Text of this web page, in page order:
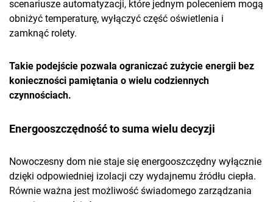
scenariusze automatyzacji, które jednym poleceniem mogą
obniżyć temperaturę, wyłączyć część oświetlenia i
zamknąć rolety.
Takie podejście pozwala ograniczać zużycie energii bez
konieczności pamiętania o wielu codziennych
czynnościach.
Energooszczędność to suma wielu decyzji
Nowoczesny dom nie staje się energooszczędny wyłącznie
dzięki odpowiedniej izolacji czy wydajnemu źródłu ciepła.
Równie ważna jest możliwość świadomego zarządzania